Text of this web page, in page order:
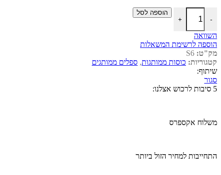
-
כמות של ספל ממותג דגם "בוקר טוב אדון שוקו"
+
הוספה לסל
השוואה
הוספה לרשימת המשאלות
מק"ט: S6
קטגוריות: כוסות ממותגות, ספלים ממותגים
שיתוף:
סגור
5 סיבות לרכוש אצלנו:
משלוח אקספרס
התחייבות למחיר הזול ביותר